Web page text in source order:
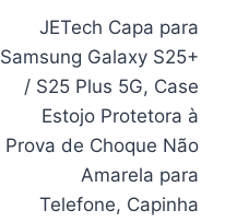
JETech Capa para
Samsung Galaxy S25+
/ S25 Plus 5G, Case
Estojo Protetora à
Prova de Choque Não
Amarela para
Telefone, Capinha